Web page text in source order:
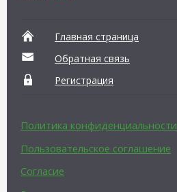
Главная страница
Обратная связь
Регистрация
Политика конфиденциальности
Пользовательское соглашение
Согласие